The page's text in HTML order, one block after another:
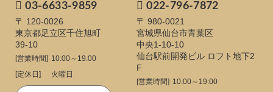
03-6633-9859
〒 120-0026
東京都足立区千住旭町
39-10
[営業時間] 10:00～19:00
[定休日]
火曜日
022-796-7872
〒 980-0021
宮城県仙台市青葉区
中央1-10-10
仙台駅前開発ビル ロフト地下2
F
[営業時間] 10:00～19:00